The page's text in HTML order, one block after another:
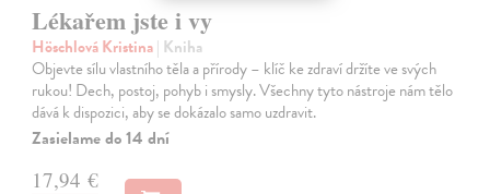
Lékařem jste i vy
Höschlová Kristina| Kniha
Objevte sílu vlastního těla a přírody – klíč ke zdraví držíte ve svých
rukou! Dech, postoj, pohyb i smysly. Všechny tyto nástroje nám tělo
dává k dispozici, aby se dokázalo samo uzdravit.
Zasielame do 14 dní
17,94 €